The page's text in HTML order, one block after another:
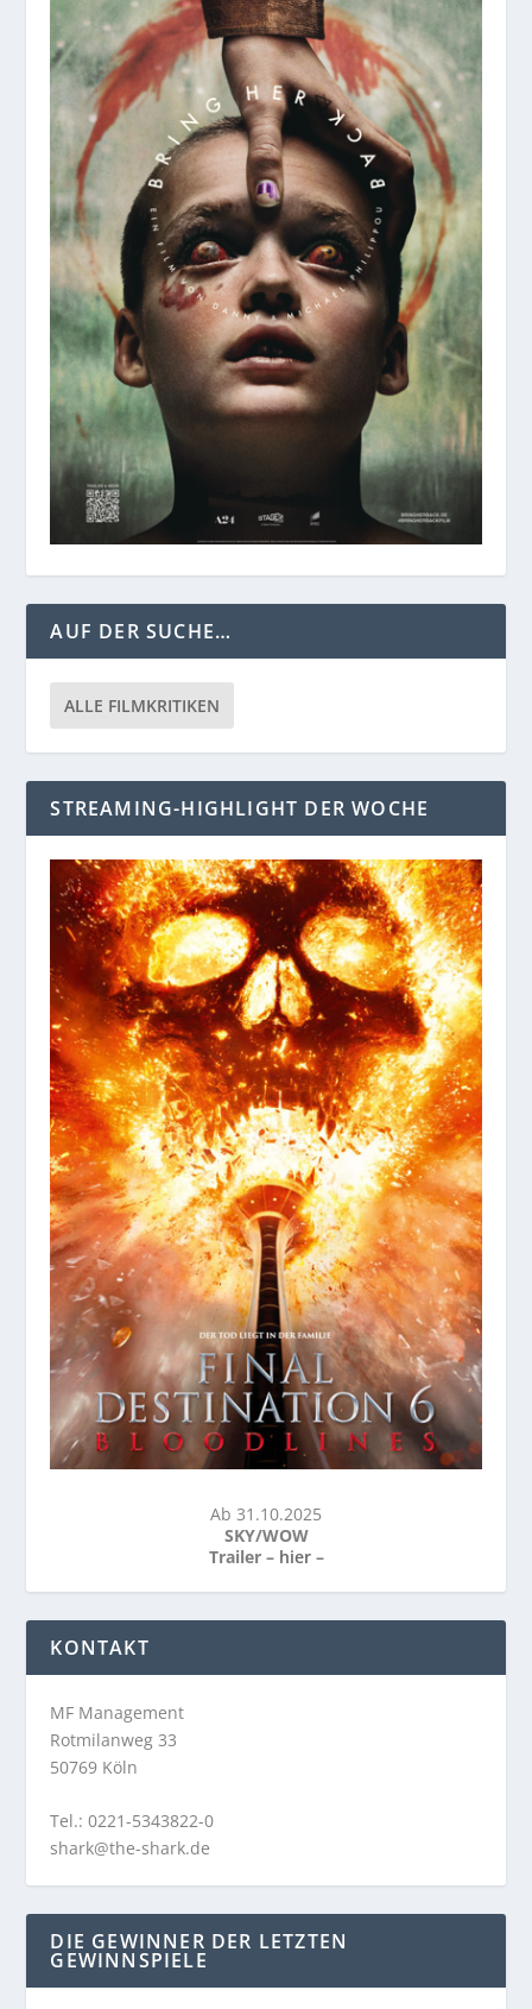
AUF DER SUCHE…
ALLE FILMKRITIKEN
STREAMING-HIGHLIGHT DER WOCHE
Ab 31.10.2025
SKY/WOW
Trailer – hier –
KONTAKT
MF Management
Rotmilanweg 33
50769 Köln
Tel.: 0221-5343822-0
shark@the-shark.de
DIE GEWINNER DER LETZTEN
GEWINNSPIELE